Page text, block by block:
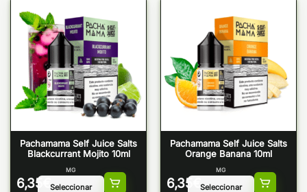
Pachamama Self Juice Salts
Blackcurrant Mojito 10ml
6,35 €
MG
Pachamama Self Juice Salts
Orange Banana 10ml
6,35 €
MG